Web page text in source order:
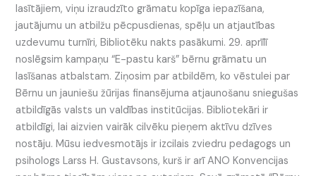
lasītājiem, viņu izraudzīto grāmatu kopīga iepazīšana,
jautājumu un atbilžu pēcpusdienas, spēļu un atjautības
uzdevumu turnīri, Bibliotēku nakts pasākumi. 29. aprīlī
noslēgsim kampaņu “E-pastu karš” bērnu grāmatu un
lasīšanas atbalstam. Ziņosim par atbildēm, ko vēstulei par
Bērnu un jauniešu žūrijas finansējuma atjaunošanu sniegušas
atbildīgās valsts un valdības institūcijas. Bibliotekāri ir
atbildīgi, lai aizvien vairāk cilvēku pieņem aktīvu dzīves
nostāju. Mūsu iedvesmotājs ir izcilais zviedru pedagogs un
psihologs Larss H. Gustavsons, kurš ir arī ANO Konvencijas